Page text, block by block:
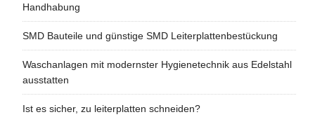
Handhabung
SMD Bauteile und günstige SMD Leiterplattenbestückung
Waschanlagen mit modernster Hygienetechnik aus Edelstahl
ausstatten
Ist es sicher, zu leiterplatten schneiden?